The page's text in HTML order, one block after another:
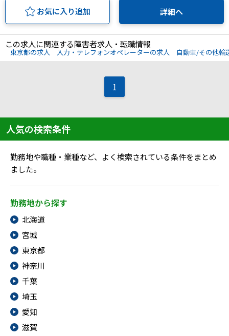
お気に入り追加 詳細へ
この求人に関連する障害者求人・転職情報
東京都の求人 入力・テレフォンオペレーターの求人 自動車/その他輸
1
人気の検索条件
勤務地や職種・業種など、よく検索されている条件をまとめ
ました。
勤務地から探す
北海道
宮城
東京都
神奈川
千葉
埼玉
愛知
滋賀